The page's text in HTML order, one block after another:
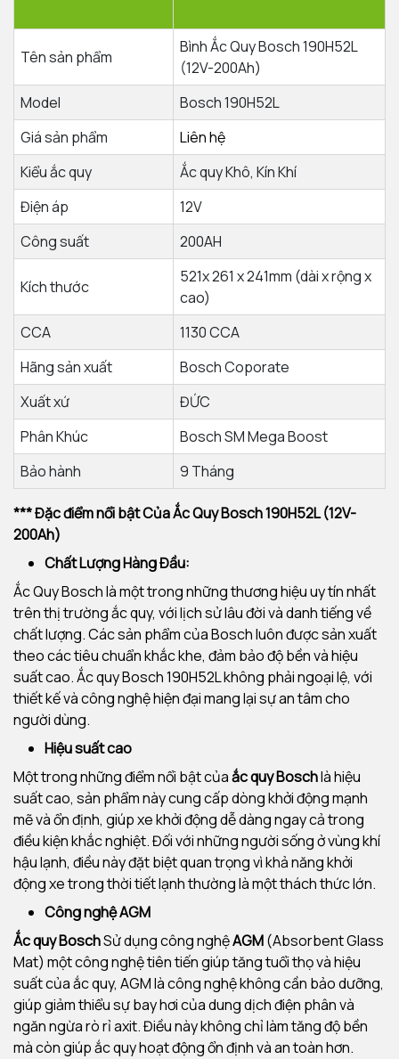
Tên sản phẩm
Bình Ắc Quy Bosch 190H52L
(12V-200Ah)
Model
Bosch 190H52L
Giá sản phẩm
Liên hệ
Kiểu ắc quy
Ắc quy Khô, Kín Khí
Điện áp
12V
Công suất
200AH
Kích thước
521x 261 x 241mm (dài x rộng x
cao)
CCA
1130 CCA
Hãng sản xuất
Bosch Coporate
Xuất xứ
ĐỨC
Phân Khúc
Bosch SM Mega Boost
Bảo hành
9 Tháng
*** Đặc điểm nổi bật Của Ắc Quy Bosch 190H52L (12V-
200Ah)
Chất Lượng Hàng Đầu:
Ắc Quy Bosch là một trong những thương hiệu uy tín nhất
trên thị trường ắc quy, với lịch sử lâu đời và danh tiếng về
chất lượng. Các sản phẩm của Bosch luôn được sản xuất
theo các tiêu chuẩn khắc khe, đảm bảo độ bền và hiệu
suất cao. Ắc quy Bosch 190H52L không phải ngoại lệ, với
thiết kế và công nghệ hiện đại mang lại sự an tâm cho
người dùng.
Hiệu suất cao
Một trong những điểm nổi bật củaắc quy Boschlà hiệu
suất cao, sản phẩm này cung cấp dòng khởi động mạnh
mẽ và ổn định, giúp xe khởi động dễ dàng ngay cả trong
điều kiện khắc nghiệt. Đối với những người sống ở vùng khí
hậu lạnh, điều này đặt biệt quan trọng vì khả năng khởi
động xe trong thời tiết lạnh thường là một thách thức lớn.
Công nghệ AGM
Ắc quy BoschSử dụng công nghệAGM(Absorbent Glass
Mat) một công nghệ tiên tiến giúp tăng tuổi thọ và hiệu
suất của ắc quy, AGM là công nghệ không cần bảo dưỡng,
giúp giảm thiểu sự bay hơi của dung dịch điện phân và
ngăn ngừa rò rỉ axit. Điều này không chỉ làm tăng độ bền
mà còn giúp ắc quy hoạt động ổn định và an toàn hơn.